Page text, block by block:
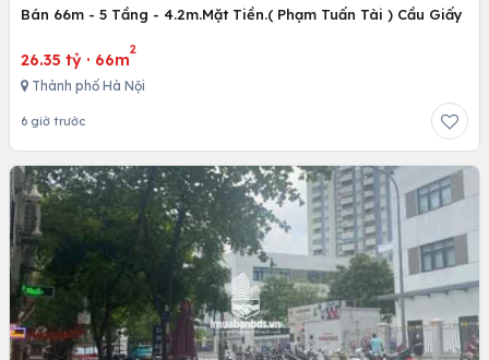
Bán 66m - 5 Tầng - 4.2m.Mặt Tiền.( Phạm Tuấn Tài ) Cầu Giấy
26.35 tỷ · 66m
2
Thành phố Hà Nội
6 giờ trước